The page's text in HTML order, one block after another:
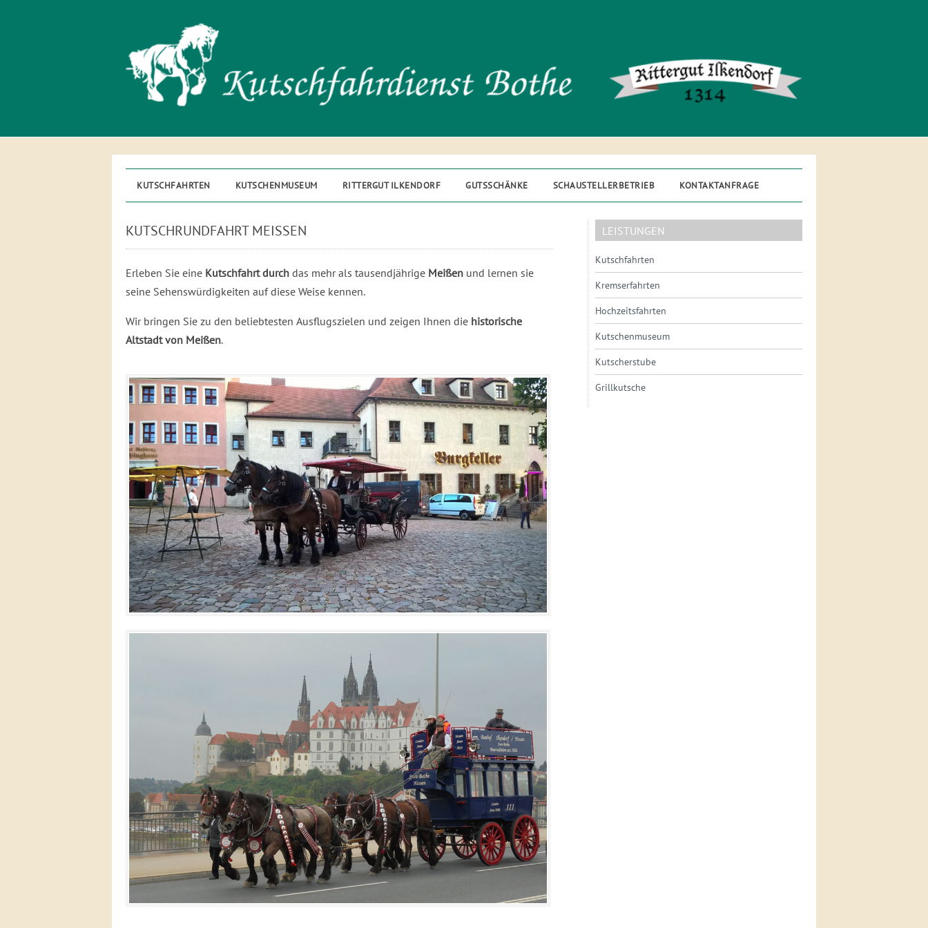
KUTSCHFAHRTEN KUTSCHENMUSEUM RITTERGUT ILKENDORF GUTSSCHÄNKE SCHAUSTELLERBETRIEB KONTAKTANFRAGE
KUTSCHRUNDFAHRT MEISSEN
Erleben Sie eine Kutschfahrt durch das mehr als tausendjährige Meißen und lernen sie
seine Sehenswürdigkeiten auf diese Weise kennen.
Wir bringen Sie zu den beliebtesten Ausflugszielen und zeigen Ihnen die historische
Altstadt von Meißen.
LEISTUNGEN
Kutschfahrten
Kremserfahrten
Hochzeitsfahrten
Kutschenmuseum
Kutscherstube
Grillkutsche